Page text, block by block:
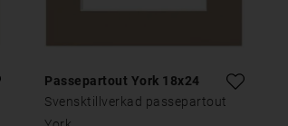
Passepartout York 18x24
Svensktillverkad passepartout